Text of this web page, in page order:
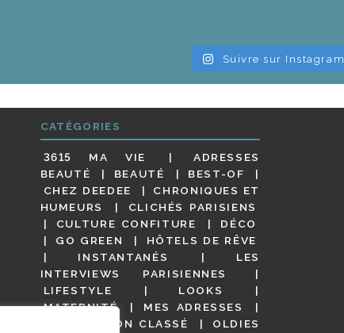
Suivre sur Instagram
CATÉGORIES
3615 MA VIE
ADRESSES
BEAUTÉ
BEAUTÉ
BEST-OF
CHEZ DEEDEE
CHRONIQUES ET
HUMEURS
CLICHÉS PARISIENS
CULTURE CONFITURE
DÉCO
GO GREEN
HÔTELS DE RÊVE
INSTANTANÉS
LES
INTERVIEWS PARISIENNES
LIFESTYLE
LOOKS
MATERNITÉ
MES ADRESSES
NON CLASSÉ OLDIES